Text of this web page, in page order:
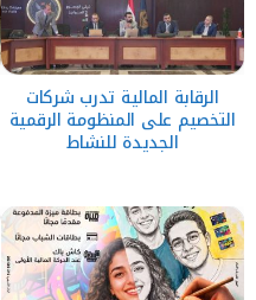
الرقابة المالية تدرب شركات
التخصيم على المنظومة الرقمية
الجديدة للنشاط